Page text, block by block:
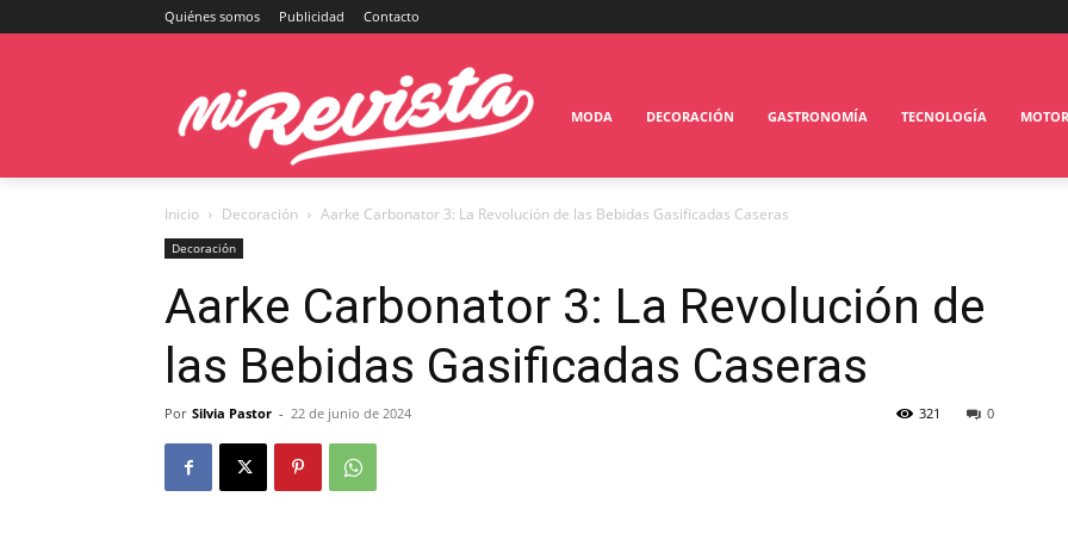
Quiénes somos Publicidad Contacto
MODA DECORACIÓN GASTRONOMÍA TECNOLOGÍA MOTOR
Inicio Decoración Aarke Carbonator 3: La Revolución de las Bebidas Gasificadas Caseras
Decoración
Aarke Carbonator 3: La Revolución de
las Bebidas Gasificadas Caseras
Por Silvia Pastor - 22 de junio de 2024 0
321